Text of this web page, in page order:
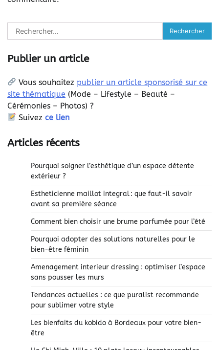
Rechercher :
Publier un article
Vous souhaitezpublier un article sponsorisé sur ce
site thématique (Mode – Lifestyle – Beauté –
Cérémonies – Photos) ?
Suivezce lien
Articles récents
Pourquoi soigner l’esthétique d’un espace détente
extérieur ?
Estheticienne maillot integral : que faut-il savoir
avant sa première séance
Comment bien choisir une brume parfumée pour l’été
Pourquoi adopter des solutions naturelles pour le
bien-être féminin
Amenagement interieur dressing : optimiser l’espace
sans pousser les murs
Tendances actuelles : ce que puralist recommande
pour sublimer votre style
Les bienfaits du kobido à Bordeaux pour votre bien-
être